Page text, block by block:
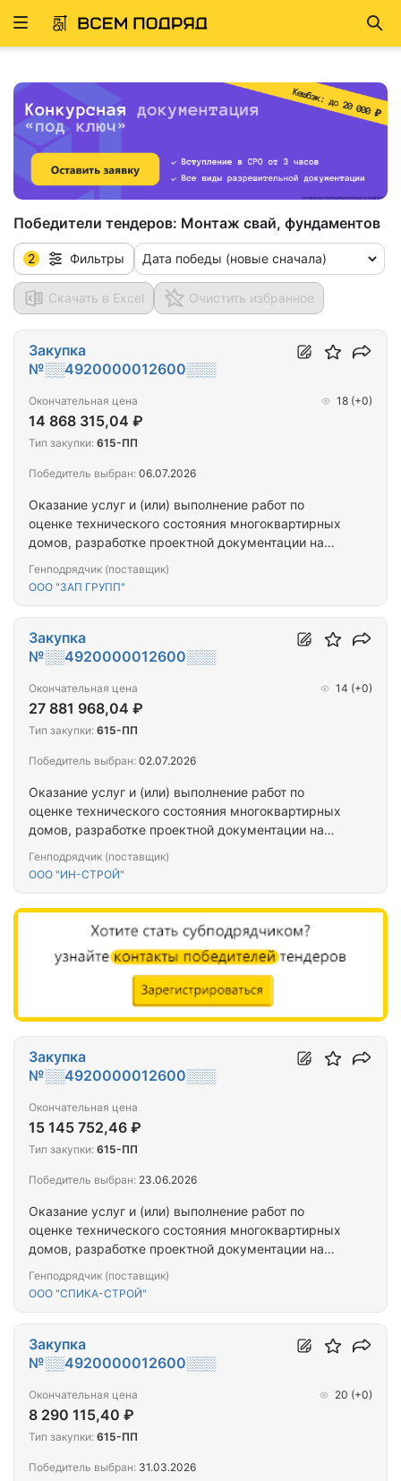
Развернуть
Победители тендеров: Монтаж свай, фундаментов
2 Фильтры Дата победы (новые сначала)
Скачать в Excel Очистить избранное
Оказание услуг и (или) выполнение работ по
оценке технического состояния многоквартирных
домов, разработке проектной документации на
имущества многоквартирных домов,
многоквартирных домов (ПРОЕКТ+СМР)
(Мурманская обл_14МКД)
Генподрядчик (поставщик)
ООО "ЗАП ГРУПП"
Закупка
№░░4920000012600░░░
Окончательная цена
14 868 315,04 ₽
18 (+0)
Тип закупки: 615-ПП
Победитель выбран: 06.07.2026
Оказание услуг и (или) выполнение работ по
оценке технического состояния многоквартирных
домов, разработке проектной документации на
имущества многоквартирных домов,
многоквартирных домов (ПРОЕКТ+СМР) (г.
Оленегорск, г. Оленегорск-2_9МКД)
Генподрядчик (поставщик)
ООО "ИН-СТРОЙ"
Закупка
№░░4920000012600░░░
Окончательная цена
27 881 968,04 ₽
14 (+0)
Тип закупки: 615-ПП
Победитель выбран: 02.07.2026
Оказание услуг и (или) выполнение работ по
оценке технического состояния многоквартирных
домов, разработке проектной документации на
имущества многоквартирных домов,
многоквартирных домов (ПРОЕКТ+СМР)
(Кандалакшский р-н_6МКД)
Генподрядчик (поставщик)
ООО "СПИКА-СТРОЙ"
Закупка
№░░4920000012600░░░
Окончательная цена
15 145 752,46 ₽
Тип закупки: 615-ПП
Победитель выбран: 23.06.2026
Закупка
№░░4920000012600░░░
Окончательная цена
8 290 115,40 ₽
20 (+0)
Тип закупки: 615-ПП
Победитель выбран: 31.03.2026